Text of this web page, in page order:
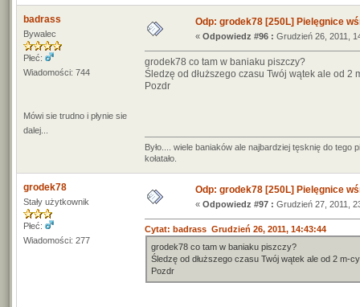
badrass
Bywalec
Płeć:
Wiadomości: 744
Mówi sie trudno i płynie sie
dalej...
Odp: grodek78 [250L] Pielęgnice
« Odpowiedz #96 : Grudzień 26, 2011,
grodek78 co tam w baniaku piszczy?
Śledzę od dłuższego czasu Twój wątek ale od 2
Pozdr
Było.... wiele baniaków ale najbardziej tęsknię do
kołatało.
grodek78
Stały użytkownik
Płeć:
Wiadomości: 277
Odp: grodek78 [250L] Pielęgnice
« Odpowiedz #97 : Grudzień 27, 2011,
Cytat: badrass Grudzień 26, 2011, 14:43:44
grodek78 co tam w baniaku piszczy?
Śledzę od dłuższego czasu Twój wątek ale od 2 m-
Pozdr